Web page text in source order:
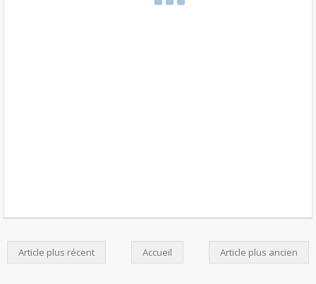
Article plus récent Article plus ancien
Accueil